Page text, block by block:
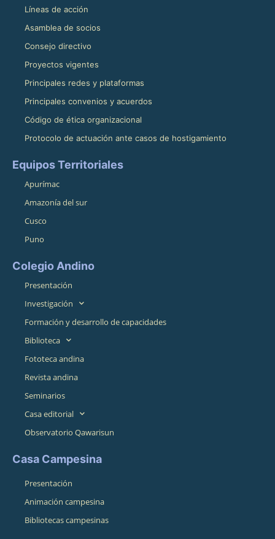
Líneas de acción
Asamblea de socios
Consejo directivo
Proyectos vigentes
Principales redes y plataformas
Principales convenios y acuerdos
Código de ética organizacional
Protocolo de actuación ante casos de hostigamiento
Equipos Territoriales
Apurímac
Amazonía del sur
Cusco
Puno
Colegio Andino
Presentación
Investigación
Formación y desarrollo de capacidades
Biblioteca
Fototeca andina
Revista andina
Seminarios
Casa editorial
Observatorio Qawarisun
Casa Campesina
Presentación
Animación campesina
Bibliotecas campesinas